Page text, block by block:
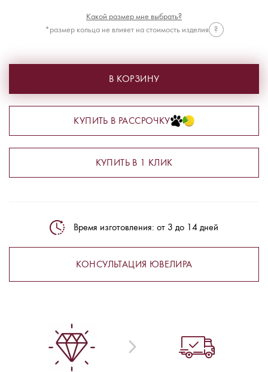
Какой размер мне выбрать?
*размер кольца не влияет на стоимость изделия
?
В КОРЗИНУ
КУПИТЬ В РАССРОЧКУ
КУПИТЬ В 1 КЛИК
Время изготовления: от 3 до 14 дней
КОНСУЛЬТАЦИЯ ЮВЕЛИРА